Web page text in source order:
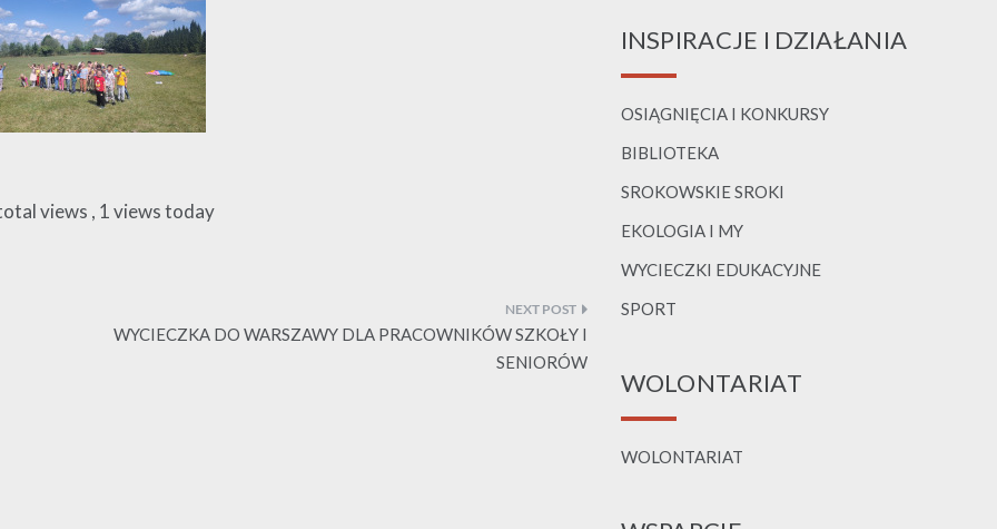
views , 1 views today
WYCIECZKA DO WARSZAWY DLA PRACOWNIKÓW SZKOŁY I
SENIORÓW
INSPIRACJE I DZIAŁANIA
OSIĄGNIĘCIA I KONKURSY
BIBLIOTEKA
SROKOWSKIE SROKI
EKOLOGIA I MY
WYCIECZKI EDUKACYJNE
SPORT
WOLONTARIAT
WOLONTARIAT